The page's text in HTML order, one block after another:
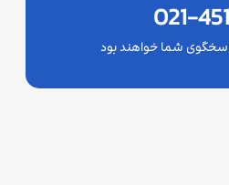
021-
شما خواهند بود